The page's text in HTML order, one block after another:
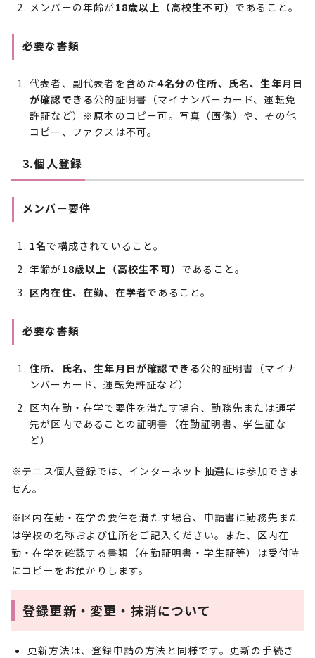
メンバーの年齢が18歳以上（高校生不可） であること。
必要な書類
代表者、副代表者を含めた4名分の住所、氏名、生年月日
が確認できる公的証明書（マイナンバーカード、運転免
許証など）※原本のコピー可。写真（画像）や、その他
コピー、ファクスは不可。
3.個人登録
メンバー要件
1名で構成されていること。
年齢が18歳以上（高校生不可） であること。
区内在住、在勤、在学者であること。
必要な書類
住所、氏名、生年月日が確認できる公的証明書（マイナ
ンバーカード、運転免許証など）
区内在勤・在学で要件を満たす場合、勤務先または通学
先が区内であることの証明書（在勤証明書、学生証な
ど）
※テニス個人登録では、インターネット抽選には参加できま
せん。
※区内在勤・在学の要件を満たす場合、申請書に勤務先また
は学校の名称および住所をご記入ください。また、区内在
勤・在学を確認する書類（在勤証明書・学生証等）は受付時
にコピーをお預かりします。
登録更新・変更・抹消について
更新方法は、登録申請の方法と同様です。更新の手続き